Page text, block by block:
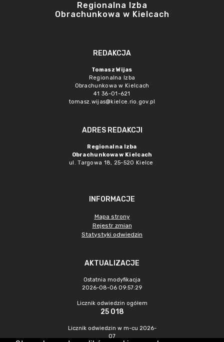
Regionalna Izba
Obrachunkowa w Kielcach
REDAKCJA
Tomasz Wijas
Regionalna Izba
Obrachunkowa w Kielcach
41 36-01-621
tomasz.wijas@kielce.rio.gov.pl
ADRES REDAKCJI
Regionalna Izba
Obrachunkowa w Kielcach
ul. Targowa 18, 25-520 Kielce
INFORMACJE
Mapa strony
Rejestr zmian
Statystyki odwiedzin
AKTUALIZACJE
Ostatnia modyfikacja
2026-08-06 09:57:29
Licznik odwiedzin ogółem
25 018
Licznik odwiedzin w m-cu 2026-
07